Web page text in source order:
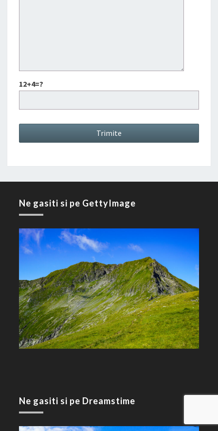
12+4=?
Ne gasiti si pe GettyImage
Ne gasiti si pe Dreamstime